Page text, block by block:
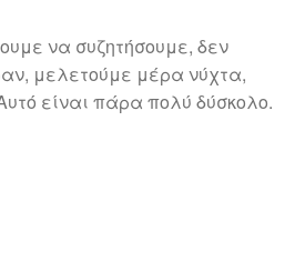
να συζητήσουμε, δεν
μελετούμε μέρα νύχτα,
είναι πάρα πολύ δύσκολο.